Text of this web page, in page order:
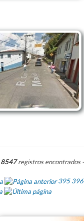
8547registros encontrados
395 396